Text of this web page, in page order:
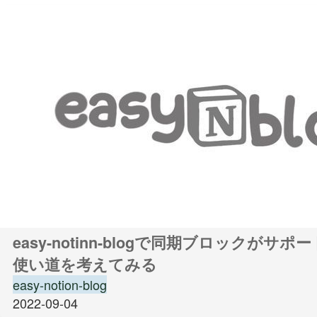
easy-notinn-blogで同期ブロックがサポ
使い道を考えてみる
easy-notion-blog
2022-09-04